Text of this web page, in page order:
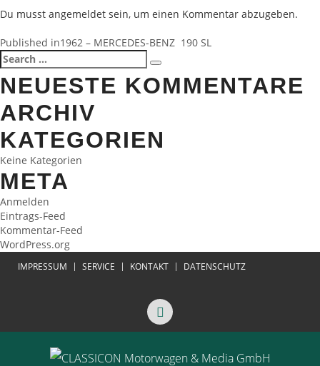
Du musst angemeldet sein, um einen Kommentar abzugeben.
BEITRAGSNAVIGATION
Published in1962 – MERCEDES-BENZ 190 SL
Search
for:
Search
NEUESTE KOMMENTARE
ARCHIV
KATEGORIEN
Keine Kategorien
META
Anmelden
Eintrags-Feed
Kommentar-Feed
WordPress.org
IMPRESSUM SERVICE KONTAKT DATENSCHUTZ